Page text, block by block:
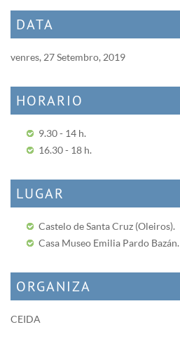
DATA
venres, 27 Setembro, 2019
HORARIO
9.30 - 14 h.
16.30 - 18 h.
LUGAR
Castelo de Santa Cruz (Oleiros).
Casa Museo Emilia Pardo Bazán.
ORGANIZA
CEIDA